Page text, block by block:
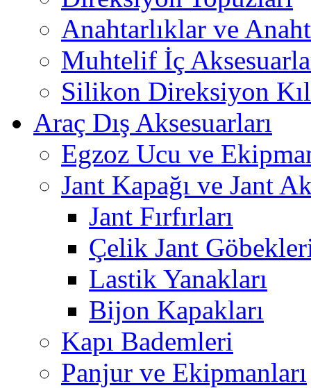
Anahtarlıklar ve
Muhtelif İç
Silikon Direksiyon
Araç Dış Aksesuarları
Egzoz Ucu ve
Jant Kapağı ve Jant
Jant Fırfırları
Çelik Jant
Lastik Yanakları
Bijon Kapakları
Kapı Bademleri
Panjur ve Ekipmanları